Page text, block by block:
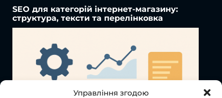
Управління згодою
SEO для категорій інтернет-магазину:
структура, тексти та перелінковка